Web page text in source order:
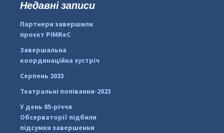
#PipIvanToday
pimrec_project
:Недавні записи
Партнери завершили
проєкт PIMReC
Завершальна
координаційна зустріч
Серпень 2023
Театральні попівання-2023
У день 85-річчя
Обсерваторії підбили
підсумки завершення